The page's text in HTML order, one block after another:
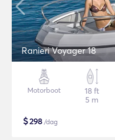
Ranieri Voyager 18
Motorboot
18 ft
5 m
$298 /dag